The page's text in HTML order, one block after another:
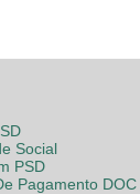
Social
PSD
Pagamento DOC